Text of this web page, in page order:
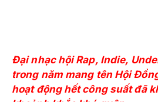
Đại nhạc hội Rap, Indie,
trong năm mang tên Hội
hoạt động hết công suất đã